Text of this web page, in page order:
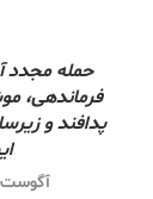
حمله مجدد
فرماندهی،
پدافند و
آگوست 1, 2026